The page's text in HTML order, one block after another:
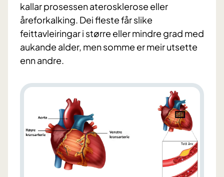
kallar prosessen aterosklerose eller
åreforkalking. Dei fleste får slike
feittavleiringar i større eller mindre grad med
aukande alder, men somme er meir utsette
enn andre.